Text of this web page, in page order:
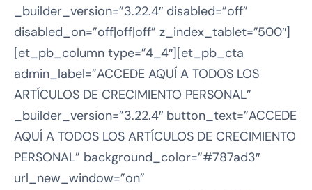
_builder_version=”3.22.4″ disabled=”off”
disabled_on=”off|off|off” z_index_tablet=”500″]
[et_pb_column type=”4_4″][et_pb_cta
admin_label=”ACCEDE AQUÍ A TODOS LOS
ARTÍCULOS DE CRECIMIENTO PERSONAL”
_builder_version=”3.22.4″ button_text=”ACCEDE
AQUÍ A TODOS LOS ARTÍCULOS DE CRECIMIENTO
PERSONAL” background_color=”#787ad3″
url_new_window=”on”